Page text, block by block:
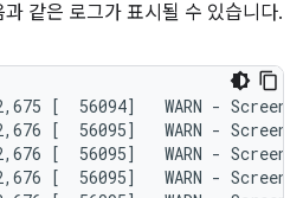
같은 로그가 표시될 수 있습니다.
[  56094]   WARN -
[  56095]   WARN -
[  56095]   WARN -
[  56095]   WARN -